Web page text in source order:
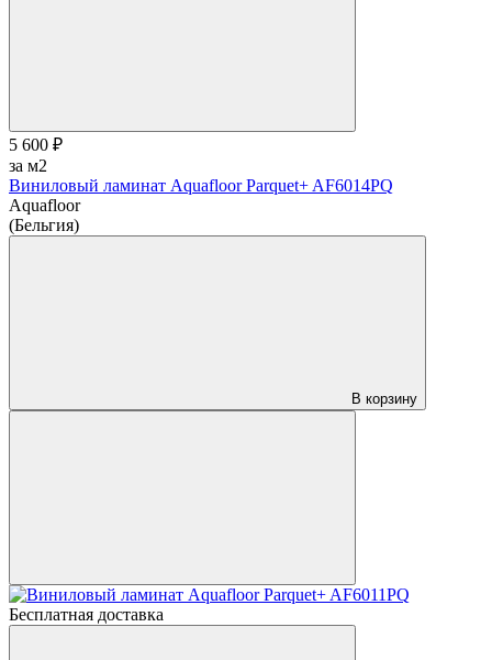
5 600 ₽
за м2
Виниловый ламинат Aquafloor Parquet+ AF6014PQ
Aquafloor
(Бельгия)
В корзину
Бесплатная доставка